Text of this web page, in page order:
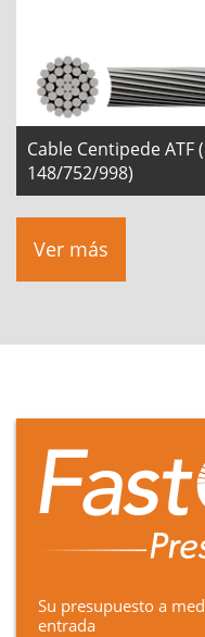
Cable Centipede ATF
148/752/998)
Ver más
Su presupuesto a
entrada